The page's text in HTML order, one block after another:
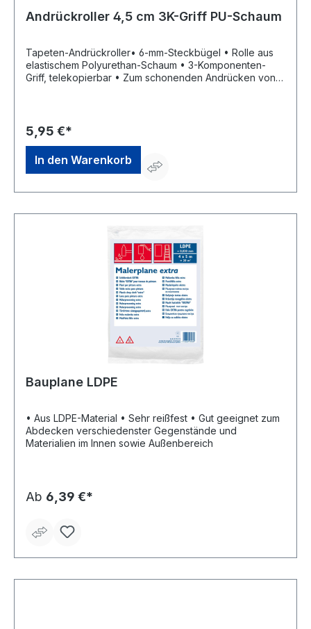
Andrückroller 4,5 cm 3K-Griff PU-Schaum
Tapeten-Andrückroller• 6-mm-Steckbügel • Rolle aus
elastischem Polyurethan-Schaum • 3-Komponenten-
Griff, telekopierbar • Zum schonenden Andrücken von
5,95 €*
In den Warenkorb
Bauplane LDPE
• Aus LDPE-Material • Sehr reißfest • Gut geeignet zum
Abdecken verschiedenster Gegenstände und
Materialien im Innen sowie Außenbereich
Ab 6,39 €*